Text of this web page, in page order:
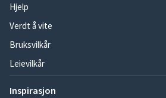
Hjelp
Verdt å vite
Bruksvilkår
Leievilkår
Inspirasjon